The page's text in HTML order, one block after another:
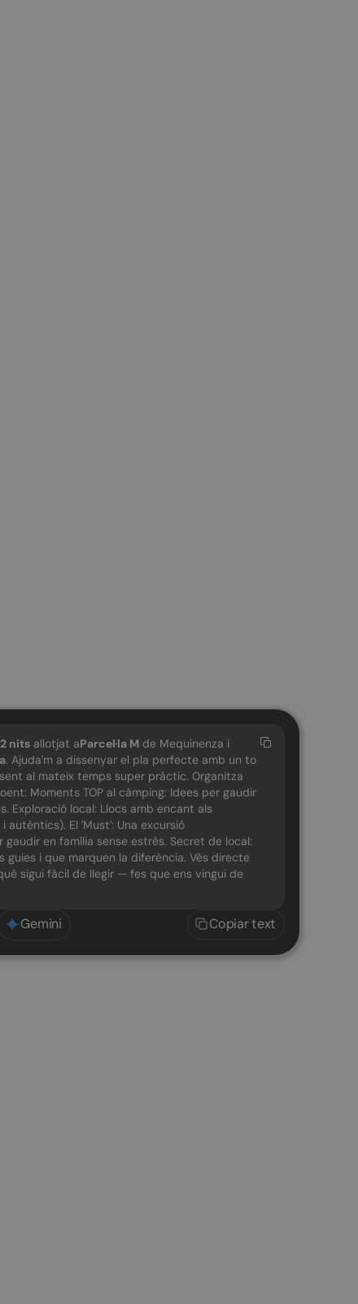
2 nits allotjat aParcel·la M de Mequinenza i
. Ajuda'm a dissenyar el pla perfecte amb un to
al mateix temps super pràctic. Organitza
Moments TOP al càmping: Idees per gaudir
Exploració local: Llocs amb encant als
El 'Must': Una excursió
en família sense estrès. Secret de local:
guies i que marquen la diferència. Vés directe
sigui fàcil de llegir — fes que ens vingui de
Gemini Copiar text